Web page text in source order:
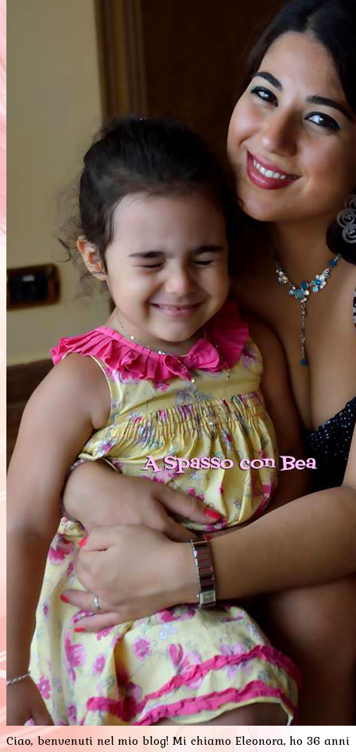
Ciao, benvenuti nel mio blog! Mi chiamo Eleonora, ho 36 anni